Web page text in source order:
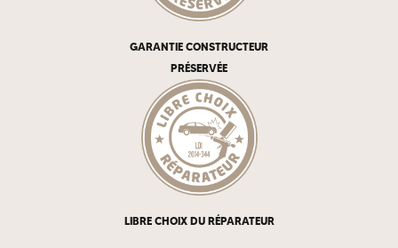
GARANTIE CONSTRUCTEUR
PRÉSERVÉE
LIBRE CHOIX DU RÉPARATEUR